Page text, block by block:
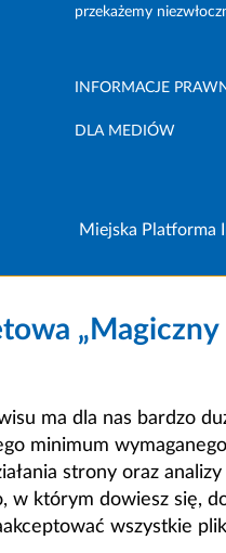
przekażemy
INFORMACJE
DLA MEDIÓW
Miejska Platforma
„Magiczny
ma dla nas bardzo
minimum
strony oraz
w którym dowiesz się,
wszystkie